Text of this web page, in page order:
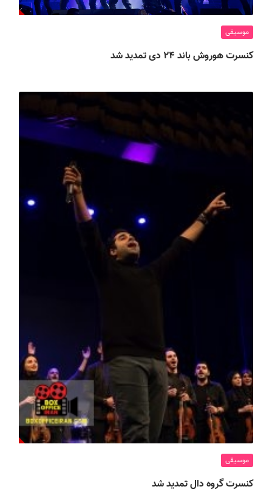
موسیقی
کنسرت هوروش باند ۲۴ دی تمدید شد
موسیقی
کنسرت گروه دال تمدید شد